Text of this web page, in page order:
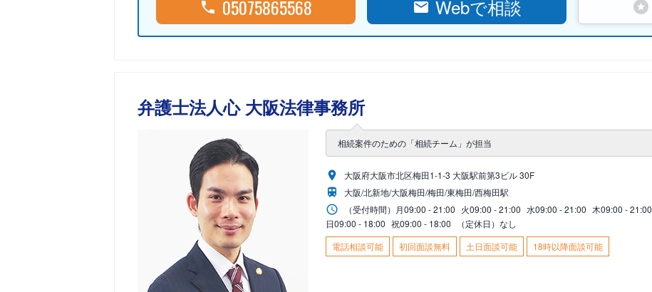
05075865568 Webで相談
弁護士法人心 大阪法律事務所
相続案件のための「相続チーム」が担当
大阪府大阪市北区梅田1-1-3 大阪駅前第3ビル 30F
大阪/北新地/大阪梅田/梅田/東梅田/西梅田駅
（受付時間） 月09:00 - 21:00 火09:00 - 21:00 水09:00 - 21:00 木09:00 - 21:00
日09:00 - 18:00 祝09:00 - 18:00
（定休日）なし
電話相談可能
初回面談無料 土日面談可能 18時以降面談可能